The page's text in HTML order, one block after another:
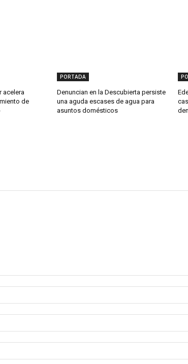
acelera
de
PORTADA
Denuncian en la Descubierta persiste
una aguda escases de agua para
asuntos domésticos